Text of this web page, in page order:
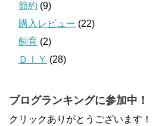
節約 (9)
購入レビュー (22)
飼育 (2)
ＤＩＹ (28)
ブログランキングに参加中！
クリックありがとうございます！